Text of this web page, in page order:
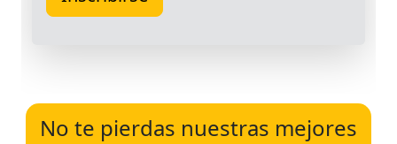
No te pierdas nuestras mejores